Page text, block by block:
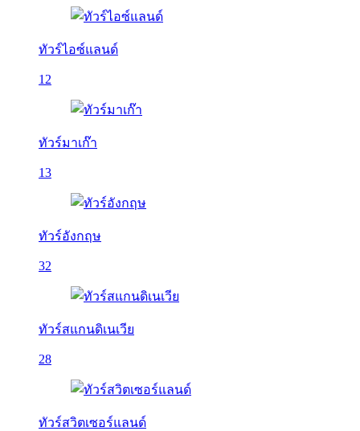
ทัวร์ไอซ์แลนด์
12
ทัวร์มาเก๊า
13
ทัวร์อังกฤษ
32
ทัวร์สแกนดิเนเวีย
28
ทัวร์สวิตเซอร์แลนด์